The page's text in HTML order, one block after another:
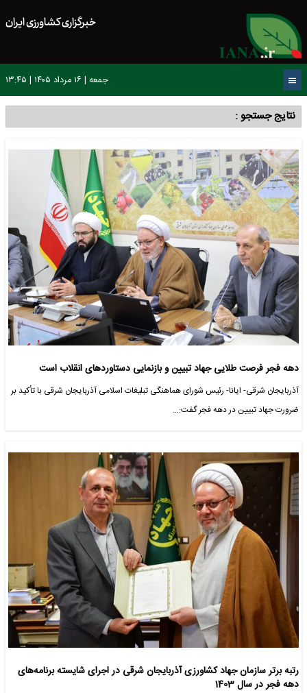
خبرگزاری کشاورزی ایران
جمعه | ۱۶ مرداد ۱۴۰۵ | ۱۳:۴۵
نتایج جستجو :
دهه فجر فرصت طلایی جهاد تبیین و بازنمایی دستاوردهای انقلاب است
آذربایجان شرقی- ایانا- رئیس شورای هماهنگی تبلیغات اسلامی آذربایجان شرقی با تأکید بر
ضرورت جهاد تبیین در دهه فجر گفت:…
رتبه برتر سازمان جهاد کشاورزی آذربایجان شرقی در اجرای شایسته برنامه‌های
دهه فجر در سال 1403